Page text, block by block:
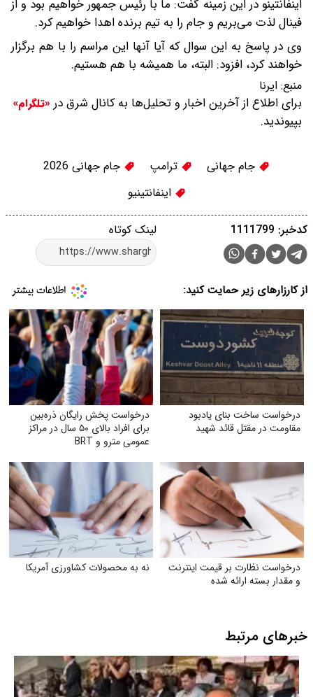
اینفانتینو در این زمینه گفت: ما با رئیس جمهور خواهیم بود و از
فینال لذت می‌بریم و جام را به تیم برنده اهدا خواهیم کرد.
وی در پاسخ به این سوال که آیا آنها این مراسم را با هم برگزار
خواهند کرد، افزود: البته، ما همیشه با هم هستیم.
منبع: ایرنا
برای اطلاع از آخرین اخبار و تحلیل‌ها به کانال شرق در «تلگرام»
بپیوندید.
جام جهانی ترامپ
جام جهانی 2026
اینفانتینیو
لینک کوتاه کدخبر: 1111799
از کارزارهای زیر حمایت کنید:
درخواست ساخت بنای یادبود
مقاومت در مقتل قائد شهید
درخواست پخش رایگان ذره‌بین
برای افراد بالای ۵۰ سال در مراکز
عمومی مترو و BRT
درخواست نظارت بر قیمت اینترنت
و مقدار بسته ارائه شده
نه به محصولات کشاورزی آمریکا
خبرهای مرتبط